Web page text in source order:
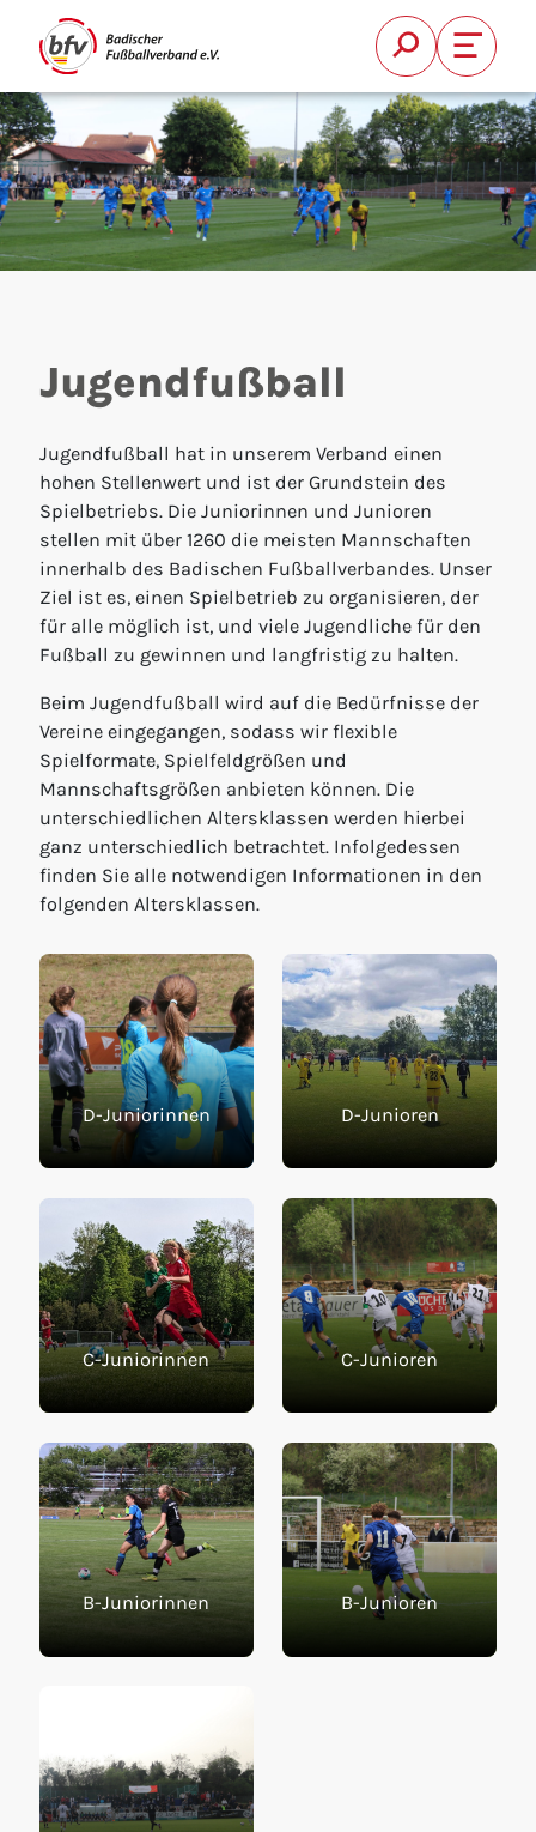
SucheFont
Jugendfußball
Jugendfußball hat in unserem Verband einen
hohen Stellenwert und ist der Grundstein des
Spielbetriebs. Die Juniorinnen und Junioren
stellen mit über 1260 die meisten Mannschaften
innerhalb des Badischen Fußballverbandes. Unser
Ziel ist es, einen Spielbetrieb zu organisieren, der
für alle möglich ist, und viele Jugendliche für den
Fußball zu gewinnen und langfristig zu halten.
Beim Jugendfußball wird auf die Bedürfnisse der
Vereine eingegangen, sodass wir flexible
Spielformate, Spielfeldgrößen und
Mannschaftsgrößen anbieten können. Die
unterschiedlichen Altersklassen werden hierbei
ganz unterschiedlich betrachtet. Infolgedessen
finden Sie alle notwendigen Informationen in den
folgenden Altersklassen.
D-Juniorinnen D-Junioren
C-Juniorinnen C-Junioren
B-Juniorinnen B-Junioren
FUSSBALL
VEREIN